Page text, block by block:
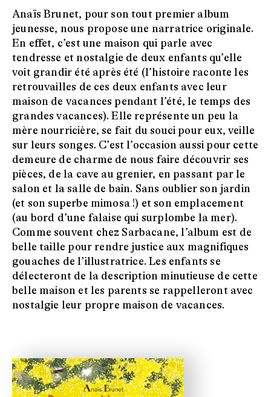
Anaïs Brunet, pour son tout premier album
jeunesse, nous propose une narratrice originale.
En effet, c’est une maison qui parle avec
tendresse et nostalgie de deux enfants qu’elle
voit grandir été après été (l’histoire raconte les
retrouvailles de ces deux enfants avec leur
maison de vacances pendant l’été, le temps des
grandes vacances). Elle représente un peu la
mère nourricière, se fait du souci pour eux, veille
sur leurs songes. C’est l’occasion aussi pour cette
demeure de charme de nous faire découvrir ses
pièces, de la cave au grenier, en passant par le
salon et la salle de bain. Sans oublier son jardin
(et son superbe mimosa !) et son emplacement
(au bord d’une falaise qui surplombe la mer).
Comme souvent chez Sarbacane, l’album est de
belle taille pour rendre justice aux magnifiques
gouaches de l’illustratrice. Les enfants se
délecteront de la description minutieuse de cette
belle maison et les parents se rappelleront avec
nostalgie leur propre maison de vacances.